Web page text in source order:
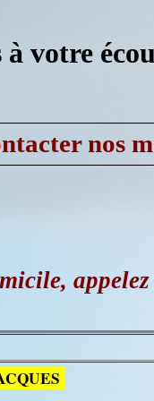
à votre
nos